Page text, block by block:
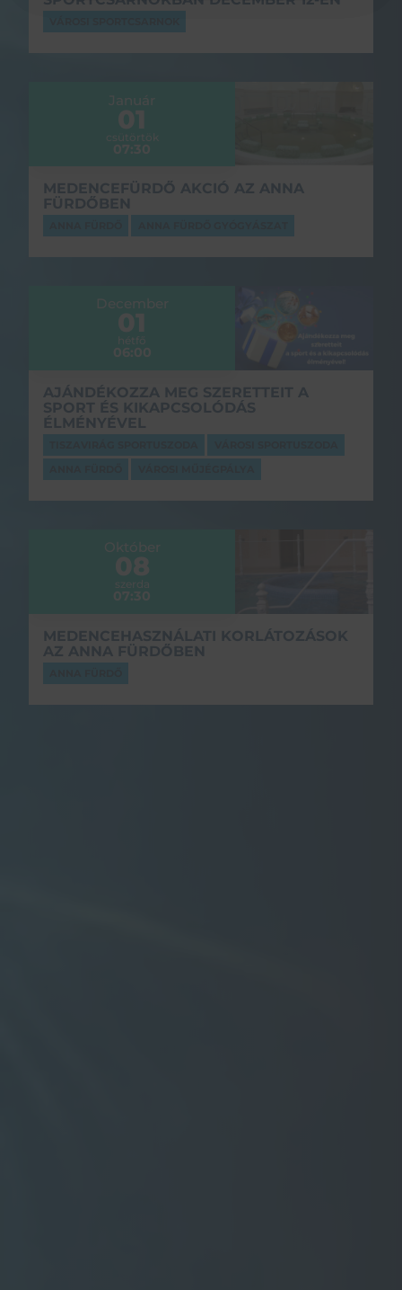
Január
01
csütörtök
07:30
MEDENCEFÜRDŐ AKCIÓ AZ ANNA
FÜRDŐBEN
December
01
hétfő
06:00
AJÁNDÉKOZZA MEG SZERETTEIT A
SPORT ÉS KIKAPCSOLÓDÁS
ÉLMÉNYÉVEL
Október
08
szerda
07:30
MEDENCEHASZNÁLATI KORLÁTOZÁSOK
AZ ANNA FÜRDŐBEN